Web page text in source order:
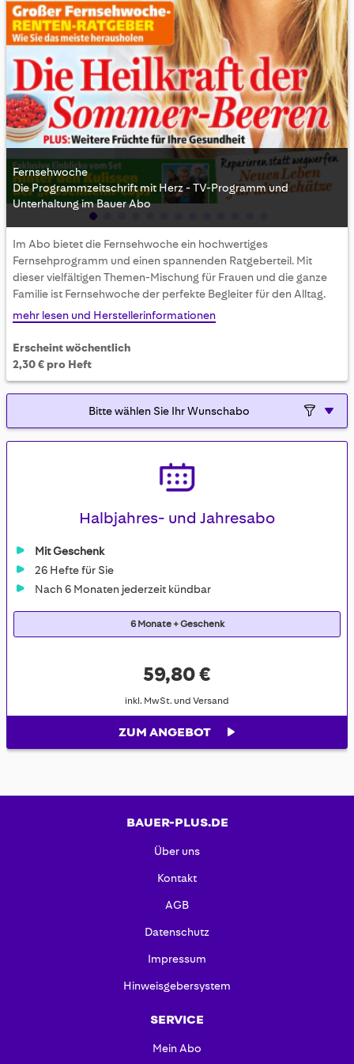
to
the
beginning
of
the
gallery
Fernsehwoche
Die Programmzeitschrift mit Herz - TV-Programm und
Unterhaltung im Bauer Abo
Im Abo bietet die Fernsehwoche ein hochwertiges
Fernsehprogramm und einen spannenden Ratgeberteil. Mit
dieser vielfältigen Themen-Mischung für Frauen und die ganze
Familie ist Fernsehwoche der perfekte Begleiter für den Alltag.
mehr lesen und Herstellerinformationen
Erscheint wöchentlich
2,30 € pro Heft
Halbjahres- und Jahresabo
Mit Geschenk
26 Hefte für Sie
Nach 6 Monaten jederzeit kündbar
6 Monate + Geschenk
59,80 €
inkl. MwSt. und Versand
ZUM ANGEBOT
BAUER-PLUS.DE
Über uns
Kontakt
AGB
Datenschutz
Impressum
Hinweisgebersystem
SERVICE
Mein Abo